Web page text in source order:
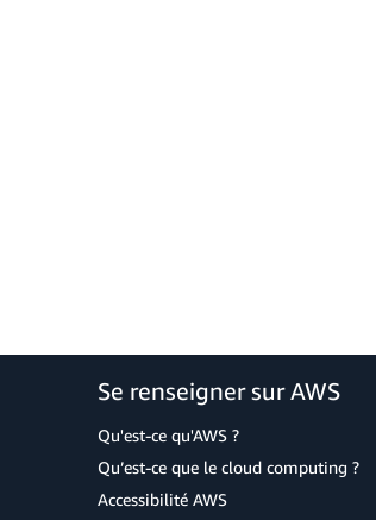
Se renseigner sur AWS
Qu'est-ce qu'AWS ?
Qu’est-ce que le cloud computing ?
Accessibilité AWS